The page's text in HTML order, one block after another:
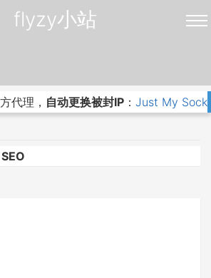
flyzy小站
代理， 自动更换被封IP ： Just My
SEO